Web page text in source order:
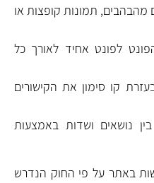
תמונות קופצות או
לפונט אחיד לאורך כל
קו סימון את הקישורים
נושאים ושדות באמצעות
באתר על פי החוק הנדרש